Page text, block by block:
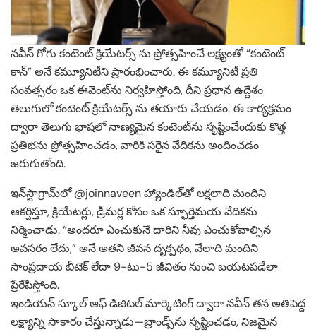
నవీన్ గోగు కంటెంట్ క్రియేటర్స్ ను ప్రోత్సహించే లక్ష్యంతో “కంటెంట్
కాన్” అనే కమ్యూనిటీని ప్రారంభించారు. ఈ కమ్యూనిటీ ప్రతి
సంవత్సరం ఒక ఈవెంట్‌ను నిర్వహిస్తోంది, దీని ప్రధాన ఉద్దేశం
తెలుగులో కంటెంట్ క్రియేటర్స్ ను తయారు చేయడం. ఈ కార్యక్రమం
ద్వారా తెలుగు భాషలో నాణ్యమైన కంటెంట్‌ను సృష్టించేందుకు కొత్త
ప్రతిభను ప్రోత్సహించడం, వారికి సరైన వేదికను అందించడం
జరుగుతోంది.
ఇన్‌స్టాగ్రామ్‌లో @joinnaveen హ్యాండిల్‌తో లక్షలాది మందిని
ఆకర్షిస్తూ, క్రియేటర్లు, డ్రీమర్ల కోసం ఒక స్ఫూర్తిమయ వేదికను
నిర్మించాడు. “అందరూ ఎంచుకునే దారిని నీవు ఎంచుకోవాల్సిన
అవసరం లేదు,” అనే అతని జీవన దృక్పథం, వేలాది మందిని
సాంప్రదాయ బీటెక్ లేదా 9-టు-5 జీవితం నుంచి బయటపడేలా
ప్రేరేపిస్తోంది.
ఇండియన్ స్కూల్ ఆఫ్ డిజిటల్ మార్కెటింగ్ ద్వారా నవీన్ తన అతిపెద్ద
లక్ష్యాన్ని సాకారం చేస్తున్నాడు—బ్రాండ్స్‌ను సృష్టించడం, నిజమైన